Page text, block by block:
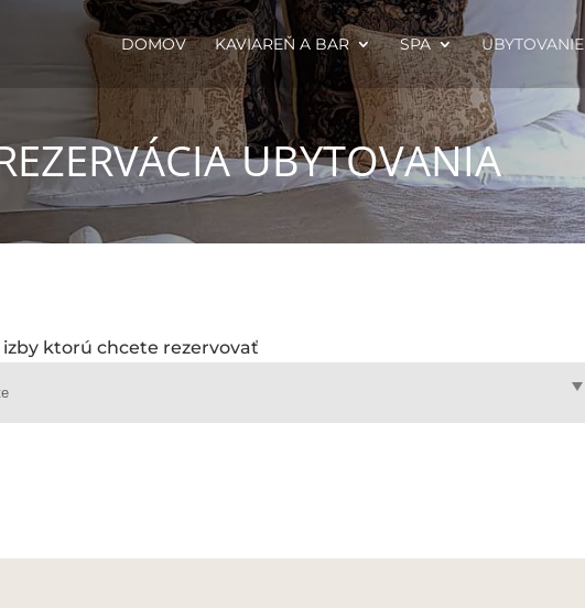
DOMOV KAVIAREŇ A BAR SPA UBYTOVANIE
UBYTOVANIA
ktorú chcete rezervovať